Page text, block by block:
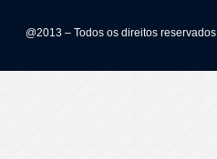
@2013 – Todos os direitos reservados